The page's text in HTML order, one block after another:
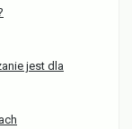
jest dla